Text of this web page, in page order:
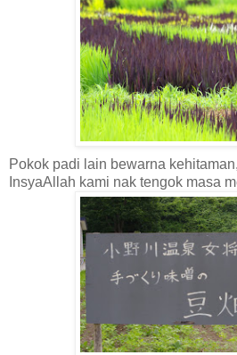
Pokok padi lain bewarna
InsyaAllah kami nak tengok masa